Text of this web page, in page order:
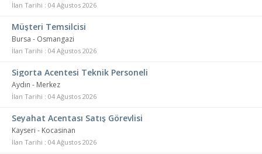
İlan Tarihi : 04 Ağustos 2026
Müşteri Temsilcisi
Bursa - Osmangazi
İlan Tarihi : 04 Ağustos 2026
Sigorta Acentesi Teknik Personeli
Aydın - Merkez
İlan Tarihi : 04 Ağustos 2026
Seyahat Acentası Satış Görevlisi
Kayseri - Kocasinan
İlan Tarihi : 04 Ağustos 2026